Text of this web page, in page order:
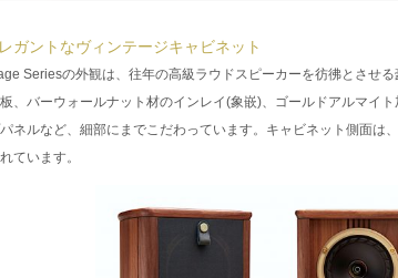
ガントなヴィンテージキャビネット
Seriesの外観は、往年の高級ラウドスピーカーを彷彿とさせ
、バーウォールナット材のインレイ(象嵌)、ゴールドアルマイ
ネルなど、細部にまでこだわっています。キャビネット側面は
ています。